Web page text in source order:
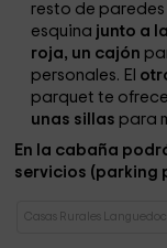
resto de paredes
esquina junto a
roja, un cajón
personales. El
parquette
unas sillas para
En la cabaña
servicios (parking
Casas Rurales Languedoc